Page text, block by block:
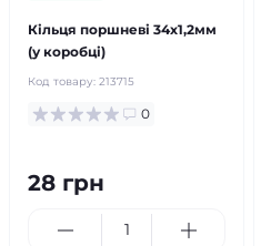
Кільця поршневі 34х1,2мм
(у коробці)
Код товару: 213715
0
28 грн